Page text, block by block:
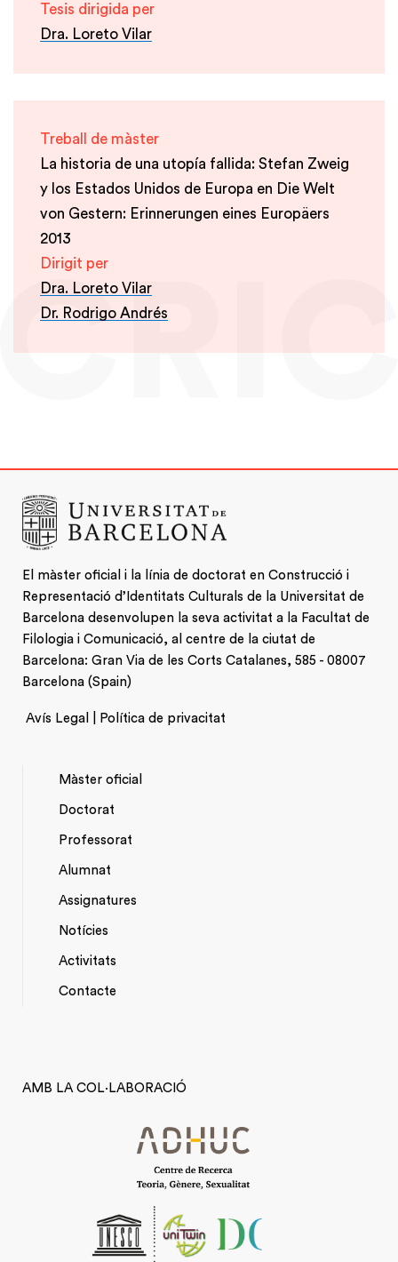
Tesis dirigida per
Dra. Loreto Vilar
Treball de màster
La historia de una utopía fallida: Stefan Zweig
y los Estados Unidos de Europa en Die Welt
von Gestern: Erinnerungen eines Europäers
2013
Dirigit per
Dra. Loreto Vilar
Dr. Rodrigo Andrés
El màster oficial i la línia de doctorat en Construcció i
Representació d’Identitats Culturals de la Universitat de
Barcelona desenvolupen la seva activitat a la Facultat de
Filologia i Comunicació, al centre de la ciutat de
Barcelona: Gran Via de les Corts Catalanes, 585 - 08007
Barcelona (Spain)
Avís Legal | Política de privacitat
PRINCIPAL
Màster oficial
Doctorat
Professorat
Alumnat
Assignatures
MENU
Notícies
Activitats
Contacte
AMB LA COL·LABORACIÓ